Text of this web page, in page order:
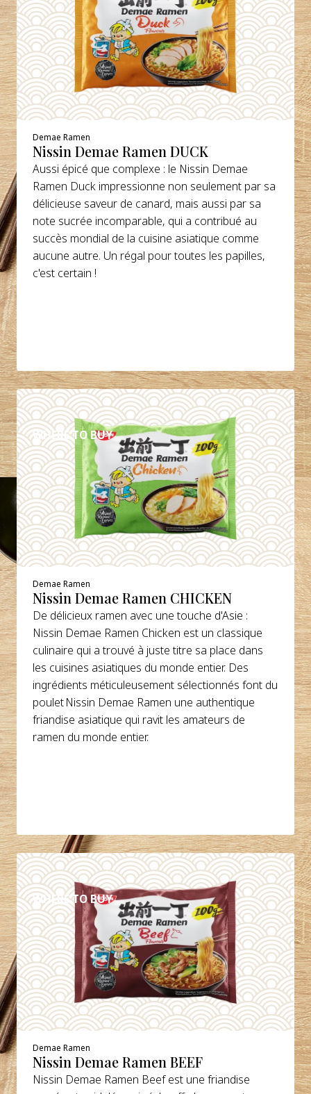
Demae Ramen
Nissin Demae Ramen DUCK
Aussi épicé que complexe : le Nissin Demae
Ramen Duck impressionne non seulement par sa
délicieuse saveur de canard, mais aussi par sa
note sucrée incomparable, qui a contribué au
succès mondial de la cuisine asiatique comme
aucune autre. Un régal pour toutes les papilles,
c'est certain !
WHERE TO BUY
DÉTAILS
Demae Ramen
Nissin Demae Ramen CHICKEN
De délicieux ramen avec une touche d'Asie :
Nissin Demae Ramen Chicken est un classique
culinaire qui a trouvé à juste titre sa place dans
les cuisines asiatiques du monde entier. Des
ingrédients méticuleusement sélectionnés font du
poulet Nissin Demae Ramen une authentique
friandise asiatique qui ravit les amateurs de
ramen du monde entier.
WHERE TO BUY
DÉTAILS
Demae Ramen
Nissin Demae Ramen BEEF
Nissin Demae Ramen Beef est une friandise